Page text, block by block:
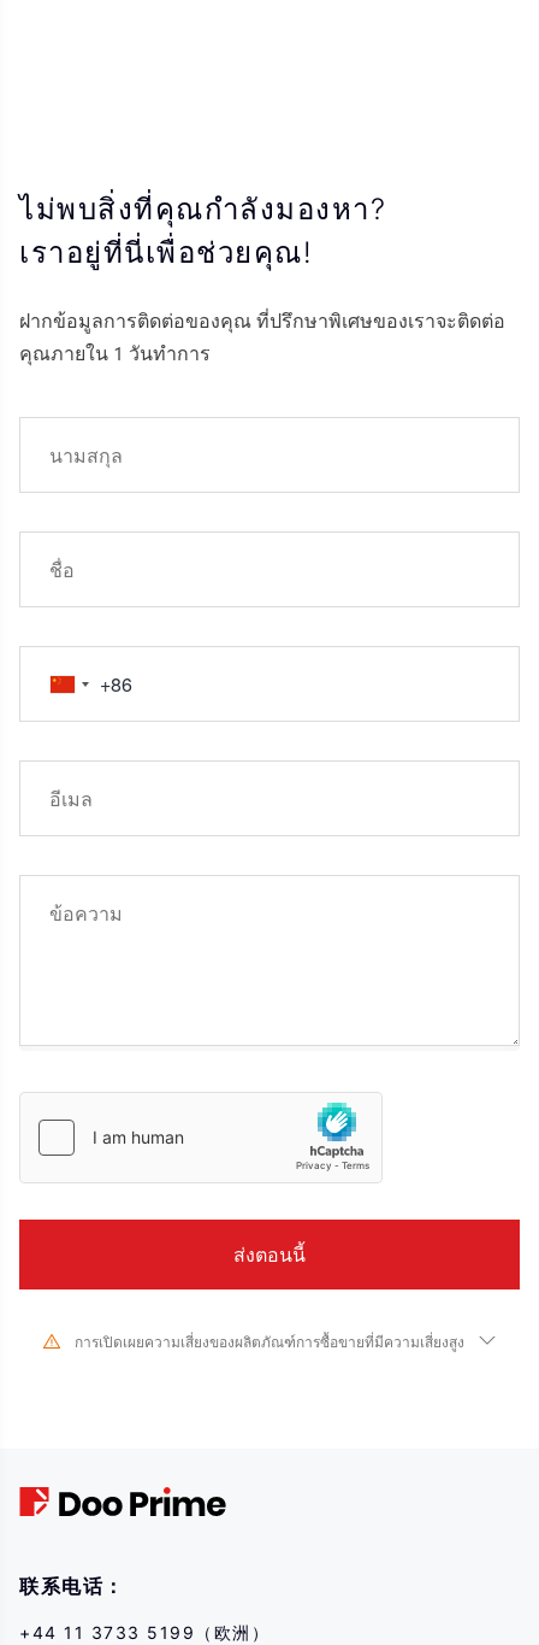
ไม่พบสิ่งที่คุณกำลังมองหา?
เราอยู่ที่นี่เพื่อช่วยคุณ!
ฝากข้อมูลการติดต่อของคุณ ที่ปรึกษาพิเศษของเราจะติดต่อ
คุณภายใน 1 วันทำการ
การเปิดเผยความเสี่ยงของผลิตภัณฑ์การซื้อขายที่มีความเสี่ยงสูง
ขายด้วยเครื่องมือทางการเงินที่เกี่ยวข้องอย่างถ่องแท้ก่อนทำธุรกรรมใดๆ กับเรา
联系电话：
+44 11 3733 5199（欧洲）